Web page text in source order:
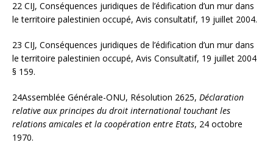
22 CIJ, Conséquences juridiques de l’édification d’un mur dans
le territoire palestinien occupé, Avis consultatif, 19 juillet 2004.
23 CIJ, Conséquences juridiques de l’édification d’un mur dans
le territoire palestinien occupé, Avis Consultatif, 19 juillet 2004
§ 159.
24Assemblée Générale-ONU, Résolution 2625, Déclaration
relative aux principes du droit international touchant les
relations amicales et la coopération entre Etats, 24 octobre
1970.